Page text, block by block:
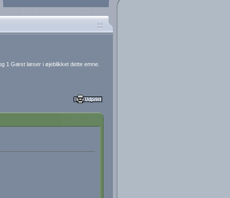
1 Gæst læser i øjeblikket dette emne.